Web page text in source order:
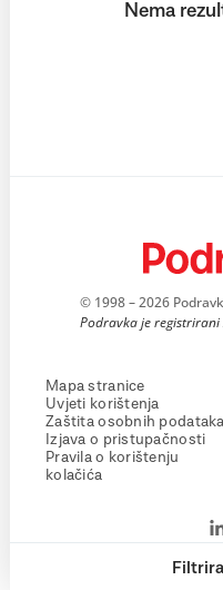
Nema
© 1998 – 2026
Podravka je registrirani
Mapa stranice
Uvjeti korištenja
Zaštita osobnih podataka
Izjava o pristupačnosti
Pravila o korištenju
kolačića